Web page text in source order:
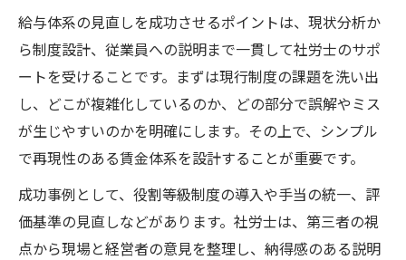
給与体系の見直しを成功させるポイントは、現状分析か
ら制度設計、従業員への説明まで一貫して社労士のサポ
ートを受けることです。まずは現行制度の課題を洗い出
し、どこが複雑化しているのか、どの部分で誤解やミス
が生じやすいのかを明確にします。その上で、シンプル
で再現性のある賃金体系を設計することが重要です。
成功事例として、役割等級制度の導入や手当の統一、評
価基準の見直しなどがあります。社労士は、第三者の視
点から現場と経営者の意見を整理し、納得感のある説明